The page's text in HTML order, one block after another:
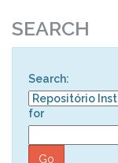
SEARCH
Search:
for